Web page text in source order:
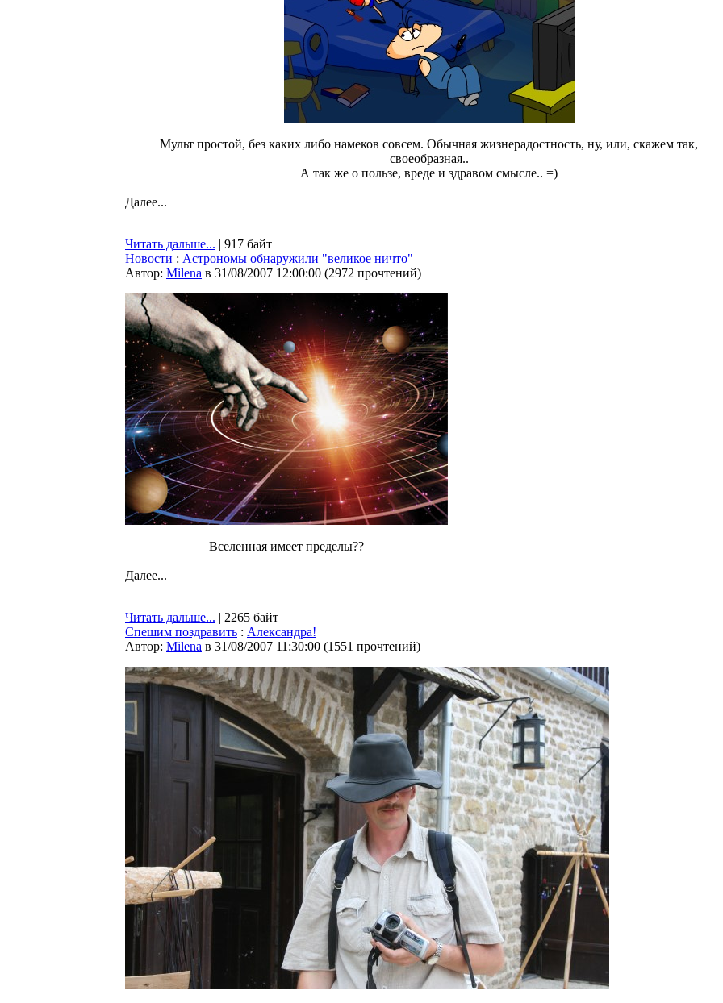
Мульт простой, без каких либо намеков совсем. Обычная жизнерадостность, ну, или, скажем так,
своеобразная..
А так же о пользе, вреде и здравом смысле.. =)
Далее...
Читать дальше... | 917 байт
Новости : Астрономы обнаружили "великое ничто"
Автор: Milena в 31/08/2007 12:00:00 (2972 прочтений)
Вселенная имеет пределы??
Далее...
Читать дальше... | 2265 байт
Спешим поздравить : Александра!
Автор: Milena в 31/08/2007 11:30:00 (1551 прочтений)